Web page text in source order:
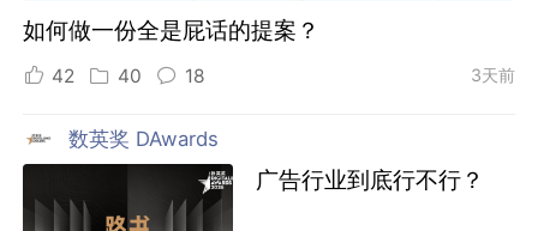
如何做一份全是屁话的提案？
42 40 18 3天前
数英奖 DAwards
广告行业到底行不行？